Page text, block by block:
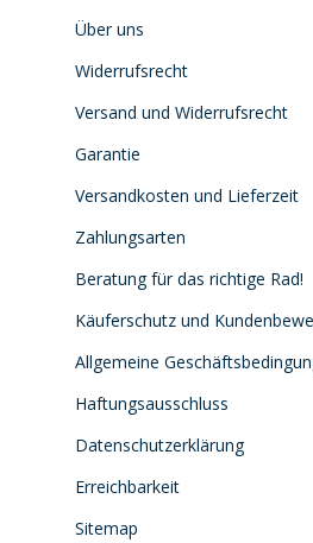
Über uns
Widerrufsrecht
Versand und Widerrufsrecht
Garantie
Versandkosten und Lieferzeit
Zahlungsarten
Beratung für das richtige Rad!
Käuferschutz und
Allgemeine
Haftungsausschluss
Datenschutzerklärung
Erreichbarkeit
Sitemap